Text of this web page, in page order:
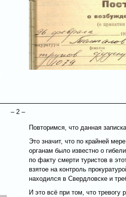
– 2 –
Повторимся, что данная
Это значит, что по крайней
органам было известно о
по факту смерти туристов в
взятое на контроль
находился в Свердловске и
И это всё при том, что тревогу